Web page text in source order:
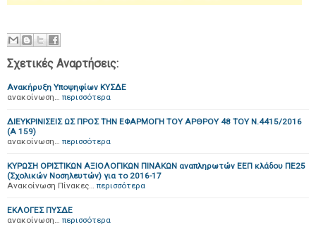
Σχετικές Αναρτήσεις:
Ανακήρυξη Υποψηφίων ΚΥΣΔΕ
ανακοίνωση… περισσότερα
ΔΙΕΥΚΡΙΝΙΣΕΙΣ ΩΣ ΠΡΟΣ ΤΗΝ ΕΦΑΡΜΟΓΗ ΤΟΥ ΑΡΘΡΟΥ 48 ΤΟΥ Ν.4415/2016
(Α 159)
ανακοίνωση… περισσότερα
ΚΥΡΩΣΗ ΟΡΙΣΤΙΚΩΝ ΑΞΙΟΛΟΓΙΚΩΝ ΠΙΝΑΚΩΝ αναπληρωτών ΕΕΠ κλάδου ΠΕ25
(Σχολικών Νοσηλευτών) για το 2016-17
Ανακοίνωση Πίνακες… περισσότερα
ΕΚΛΟΓΕΣ ΠΥΣΔΕ
ανακοίνωση… περισσότερα